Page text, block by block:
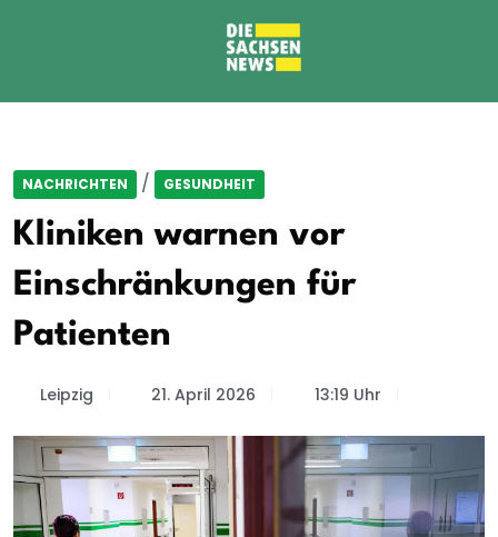
NACHRICHTEN / GESUNDHEIT
Kliniken warnen vor
Einschränkungen für
Patienten
Leipzig 21. April 2026 13:19 Uhr